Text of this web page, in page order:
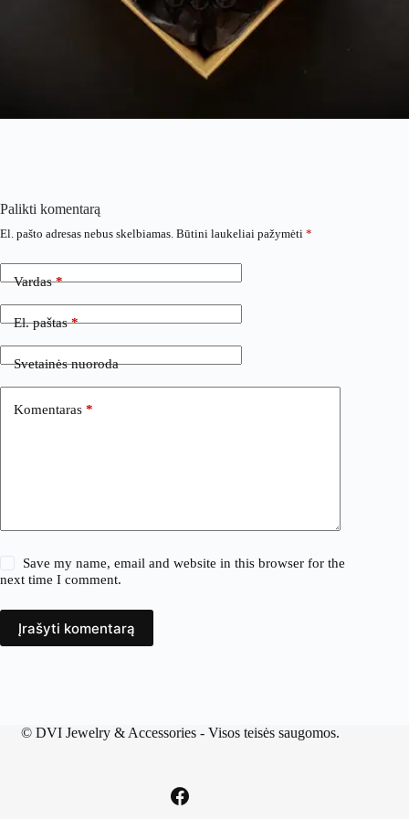
Palikti komentarą
El. pašto adresas nebus skelbiamas. Būtini laukeliai pažymėti *
Vardas*
El. paštas*
Svetainės nuoroda
Komentaras *
Save my name, email and website in this browser for the
next time I comment.
Įrašyti komentarą
© DVI Jewelry & Accessories- Visos teisės saugomos.